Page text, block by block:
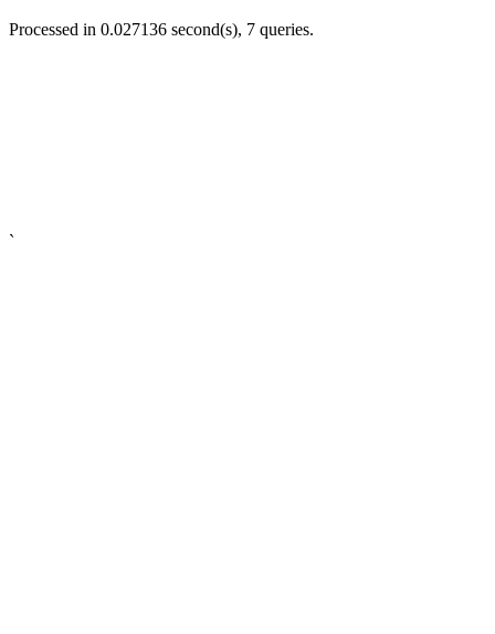
Processed in 0.027136 second(s), 7 queries.
`